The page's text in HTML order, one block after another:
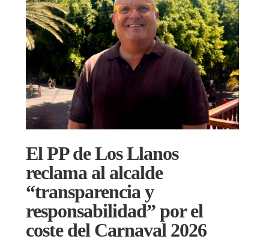
El PP de Los Llanos
reclama al alcalde
“transparencia y
responsabilidad” por el
coste del Carnaval 2026